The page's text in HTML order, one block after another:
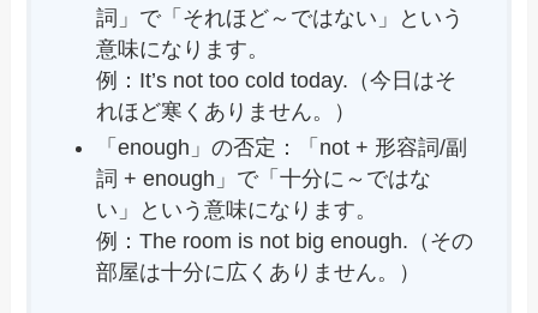
詞」で「それほど～ではない」という
意味になります。
例：It’s not too cold today.（今日はそ
れほど寒くありません。）
「enough」の否定：「not + 形容詞/副
詞 + enough」で「十分に～ではな
い」という意味になります。
例：The room is not big enough.（その
部屋は十分に広くありません。）